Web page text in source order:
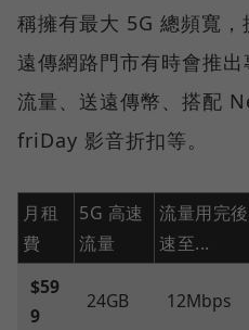
稱擁有最大 5G 總頻寬，
遠傳網路門市有時會推
流量、送遠傳幣、搭配
friDay 影音折扣等。
月租
費
5G 高速
流量
流量用完
速至...
$59
9
24GB 12Mbps